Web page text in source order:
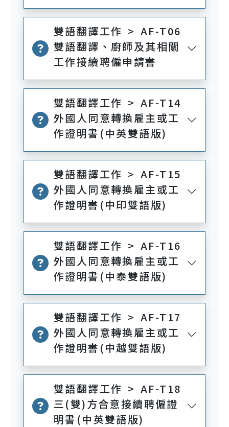
雙語翻譯工作 > AF-T06
雙語翻譯、廚師及其相關
工作接續聘僱申請書
雙語翻譯工作 > AF-T14
外國人同意轉換雇主或工
作證明書(中英雙語版)
雙語翻譯工作 > AF-T15
外國人同意轉換雇主或工
作證明書(中印雙語版)
雙語翻譯工作 > AF-T16
外國人同意轉換雇主或工
作證明書(中泰雙語版)
雙語翻譯工作 > AF-T17
外國人同意轉換雇主或工
作證明書(中越雙語版)
雙語翻譯工作 > AF-T18
三(雙)方合意接續聘僱證
明書(中英雙語版)